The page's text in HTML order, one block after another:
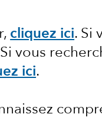
cliquez ici. Si
Si vous
ici.